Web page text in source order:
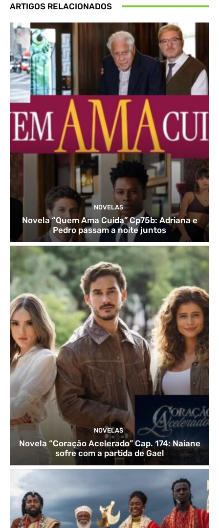
ARTIGOS RELACIONADOS
NOVELAS
Novela “Quem Ama Cuida” Cp75b: Adriana e
Pedro passam a noite juntos
NOVELAS
Novela “Coração Acelerado” Cap. 174: Naiane
sofre com a partida de Gael